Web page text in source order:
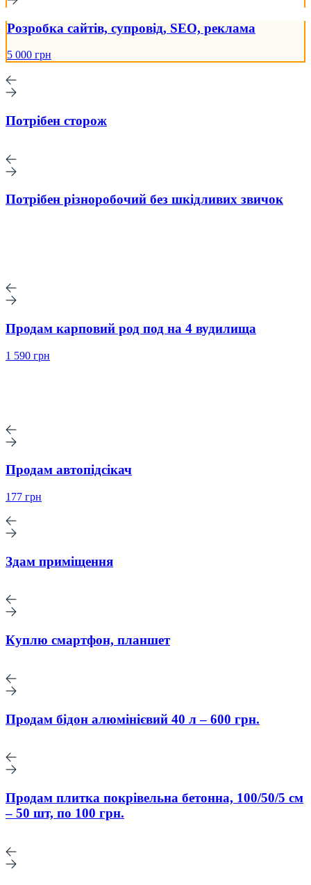
Розробка сайтів, супровід, SEO, реклама
5 000 грн
Потрібен сторож
Потрібен різноробочий без шкідливих звичок
Продам карповий род под на 4 вудилища
1 590 грн
Продам автопідсікач
177 грн
Здам приміщення
Куплю смартфон, планшет
Продам бідон алюмінієвий 40 л – 600 грн.
Продам плитка покрівельна бетонна, 100/50/5 см
– 50 шт, по 100 грн.